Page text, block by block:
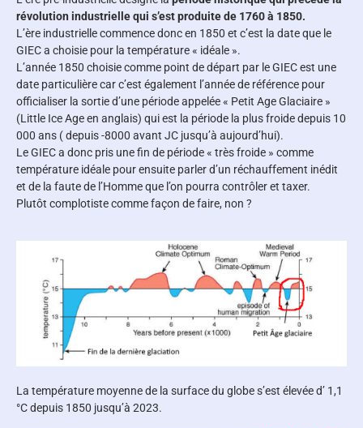
révolution industrielle qui s’est produite de 1760 à 1850.
L’ère industrielle commence donc en 1850 et c’est la date que le
GIEC a choisie pour la température « idéale ».
L’année 1850 choisie comme point de départ par le GIEC est une
date particulière car c’est également l’année de référence pour
officialiser la sortie d’une période appelée « Petit Age Glaciaire »
(Little Ice Age en anglais) qui est la période la plus froide depuis 10
000 ans ( depuis -8000 avant JC jusqu’à aujourd’hui).
Le GIEC a donc pris une fin de période « très froide » comme
température idéale pour ensuite parler d’un réchauffement inédit
et de la faute de l’Homme que l’on pourra contrôler et taxer.
Plutôt complotiste comme façon de faire, non ?
La température moyenne de la surface du globe s’est élevée d’ 1,1
°C depuis 1850 jusqu’à 2023.